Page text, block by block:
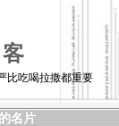
比吃喝拉撒都重要
名片